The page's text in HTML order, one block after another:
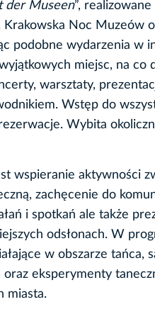
der Museen”,
Noc Muzeów
podobne wydarzenia w
miejsc, na co
warsztaty,
Wstęp do
Wybita
wspieranie aktywności
zachęcenie do
i spotkań ale także
odsłonach. W
w obszarze tańca,
eksperymenty
miasta.